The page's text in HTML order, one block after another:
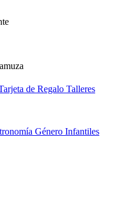
de Regalo Talleres
Género Infantiles